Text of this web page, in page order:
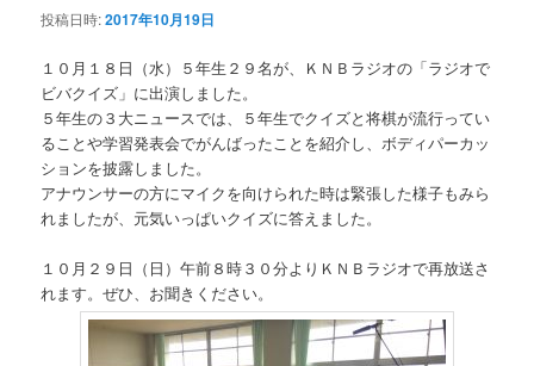
投稿日時:2017年10月19日
１０月１８日（水）５年生２９名が、ＫＮＢラジオの「ラジオで
ビバクイズ」に出演しました。
５年生の３大ニュースでは、５年生でクイズと将棋が流行ってい
ることや学習発表会でがんばったことを紹介し、ボディパーカッ
ションを披露しました。
アナウンサーの方にマイクを向けられた時は緊張した様子もみら
れましたが、元気いっぱいクイズに答えました。
１０月２９日（日）午前８時３０分よりＫＮＢラジオで再放送さ
れます。ぜひ、お聞きください。